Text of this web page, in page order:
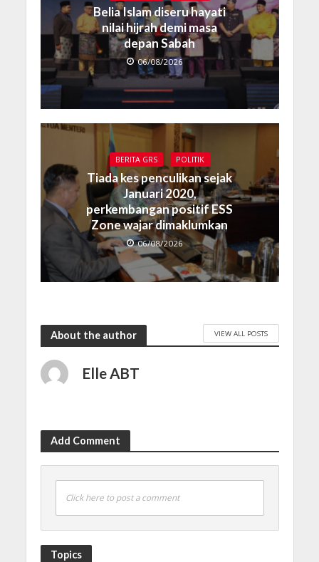
Belia Islam diseru hayati
nilai hijrah demi masa
depan Sabah
06/08/2026
BERITA GRS POLITIK
Tiada kes penculikan sejak
Januari 2020,
perkembangan positif ESS
Zone wajar dimaklumkan
06/08/2026
About the author VIEW ALL POSTS
Elle ABT
Add Comment
Click here to post a comment
Topics